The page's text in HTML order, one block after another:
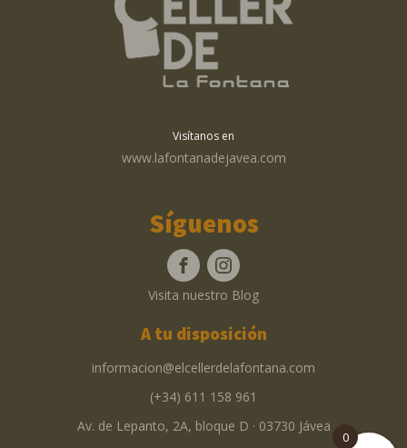
Visítanos en
www.lafontanadejavea.com
Síguenos
Visita nuestro Blog
A tu disposición
informacion@elcellerdelafontana.com
(+34) 611 158 961
Av. de Lepanto, 2A, bloque D · 03730 Jávea
0